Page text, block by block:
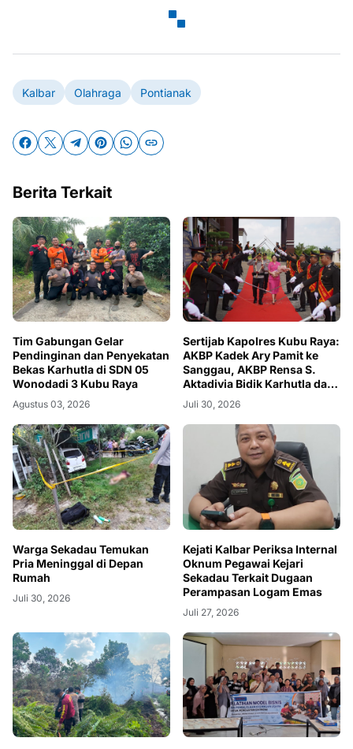
Kalbar Olahraga Pontianak
Berita Terkait
Tim Gabungan Gelar
Pendinginan dan Penyekatan
Bekas Karhutla di SDN 05
Wonodadi 3 Kubu Raya
Agustus 03, 2026
Sertijab Kapolres Kubu Raya:
AKBP Kadek Ary Pamit ke
Sanggau, AKBP Rensa S.
Aktadivia Bidik Karhutla dan
Kemacetan
Juli 30, 2026
Warga Sekadau Temukan
Pria Meninggal di Depan
Rumah
Juli 30, 2026
Kejati Kalbar Periksa Internal
Oknum Pegawai Kejari
Sekadau Terkait Dugaan
Perampasan Logam Emas
Juli 27, 2026